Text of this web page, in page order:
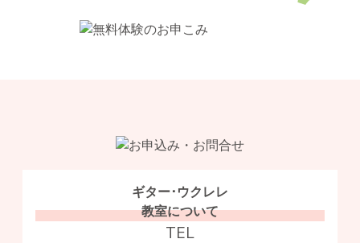
ギター･ウクレレ
教室について
TEL